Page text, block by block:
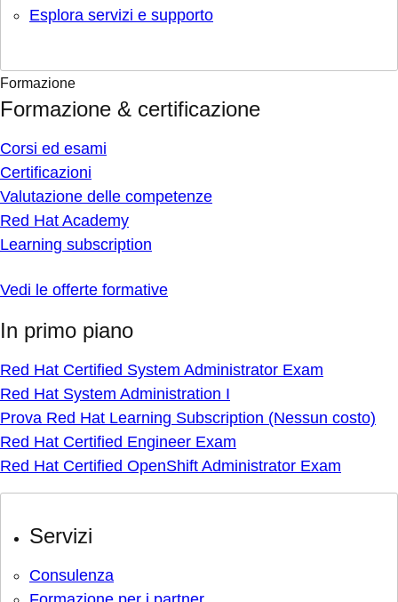
Esplora servizi e supporto
Formazione
Formazione & certificazione
Corsi ed esami
Certificazioni
Valutazione delle competenze
Red Hat Academy
Learning subscription
Vedi le offerte formative
In primo piano
Red Hat Certified System Administrator Exam
Red Hat System Administration I
Prova Red Hat Learning Subscription (Nessun costo)
Red Hat Certified Engineer Exam
Red Hat Certified OpenShift Administrator Exam
Servizi
Consulenza